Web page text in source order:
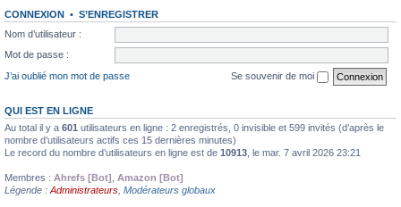
CONNEXION • S’ENREGISTRER
Nom d’utilisateur :
Mot de passe :
J’ai oublié mon mot de passe
Se souvenir de moi
QUI EST EN LIGNE
Au total il y a 601 utilisateurs en ligne : 2 enregistrés, 0 invisible et 599 invités (d’après le
nombre d’utilisateurs actifs ces 15 dernières minutes)
Le record du nombre d’utilisateurs en ligne est de 10913 , le mar. 7 avril 2026 23:21
Membres : Ahrefs [Bot] Amazon [Bot]
Légende : Administrateurs Modérateurs globaux